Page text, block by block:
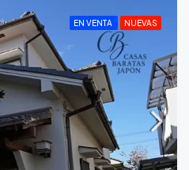
EN VENTA NUEVAS